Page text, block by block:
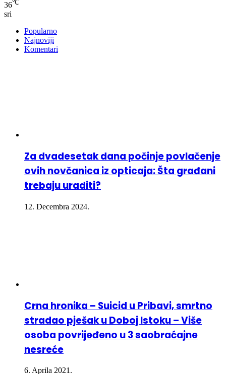
36℃
sri
Popularno
Najnoviji
Komentari
Za dvadesetak dana počinje povlačenje
ovih novčanica iz opticaja: Šta građani
trebaju uraditi?
12. Decembra 2024.
Crna hronika – Suicid u Pribavi, smrtno
stradao pješak u Doboj Istoku – Više
osoba povrijeđeno u 3 saobraćajne
nesreće
6. Aprila 2021.